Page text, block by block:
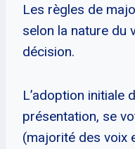
Les règles de
selon la nature du
décision.
L’adoption initiale
présentation, se
(majorité des voix